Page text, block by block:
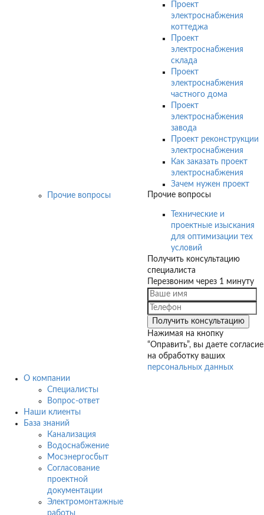
Проект
электроснабжения
коттеджа
Проект
электроснабжения
склада
Проект
электроснабжения
частного дома
Проект
электроснабжения
завода
Проект реконструкции
электроснабжения
Как заказать проект
электроснабжения
Зачем нужен проект
Прочие вопросы
Прочие вопросы
Технические и
проектные изыскания
для оптимизации тех
условий
Получить консультацию
специалиста
Перезвоним через 1 минуту
Нажимая на кнопку
“Оправить”, вы даете согласие
на обработку ваших
персональных данных
О компании
Специалисты
Вопрос-ответ
Наши клиенты
База знаний
Канализация
Водоснабжение
Мосэнергосбыт
Согласование
проектной
документации
Электромонтажные
работы